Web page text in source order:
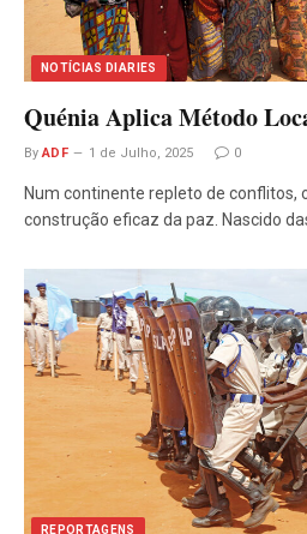
NOTÍCIAS DIARIES
Quénia Aplica Método
By ADF 1 de Julho, 2025 0
Num continente repleto de conflitos,
construção eficaz da paz. Nascido
REPORTAGENS